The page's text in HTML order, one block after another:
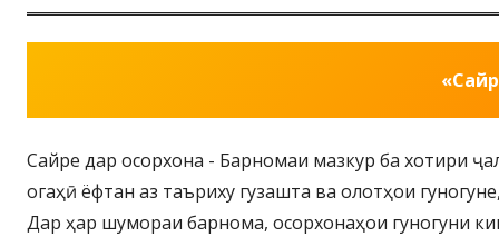
Сайре дар осорхона - Барномаи мазкур ба хотири
огаҳӣ ёфтан аз таъриху гузашта ва олотҳои
Дар ҳар шумораи барнома, осорхонаҳои гуногуни